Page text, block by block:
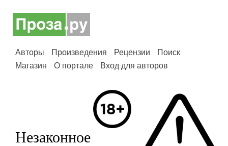
Авторы Произведения Рецензии
Поиск
Магазин
О портале Вход для авторов
Незаконное